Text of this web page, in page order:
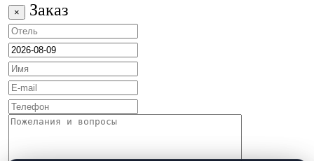
× Заказ